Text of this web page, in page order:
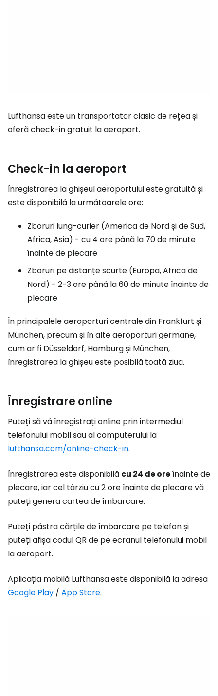
Lufthansa este un transportator clasic de rețea și
oferă check-in gratuit la aeroport.
Check-in la aeroport
Înregistrarea la ghișeul aeroportului este gratuită și
este disponibilă la următoarele ore:
Zboruri lung-curier (America de Nord și de Sud,
Africa, Asia) - cu 4 ore până la 70 de minute
înainte de plecare
Zboruri pe distanțe scurte (Europa, Africa de
Nord) - 2-3 ore până la 60 de minute înainte de
plecare
În principalele aeroporturi centrale din Frankfurt și
München, precum și în alte aeroporturi germane,
cum ar fi Düsseldorf, Hamburg și München,
înregistrarea la ghișeu este posibilă toată ziua.
Înregistrare online
Puteți să vă înregistrați online prin intermediul
telefonului mobil sau al computerului la
lufthansa.com/online-check-in.
Înregistrarea este disponibilă cu 24 de oreînainte de
plecare, iar cel târziu cu 2 ore înainte de plecare vă
puteți genera cartea de îmbarcare.
Puteți păstra cărțile de îmbarcare pe telefon și
puteți afișa codul QR de pe ecranul telefonului mobil
la aeroport.
Aplicația mobilă Lufthansa este disponibilă la adresa
Google Play / App Store.